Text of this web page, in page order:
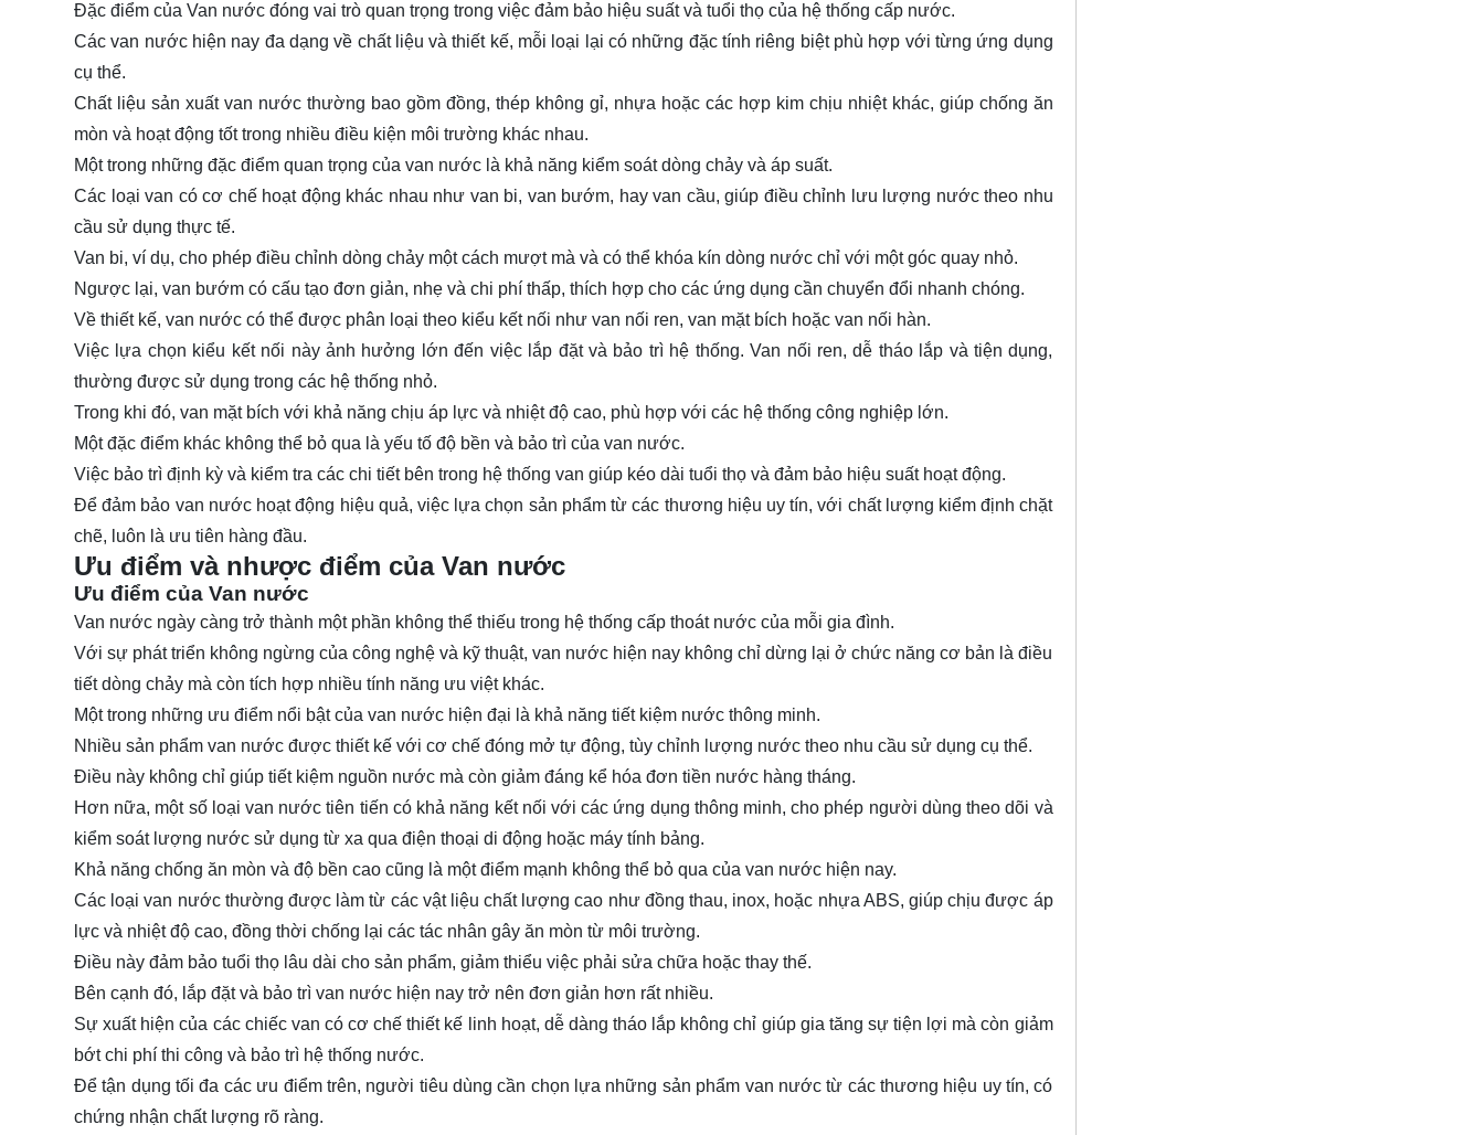
Đặc điểm của Van nước đóng vai trò quan trọng trong việc đảm bảo hiệu suất và tuổi thọ của hệ thống cấp nước.
Các van nước hiện nay đa dạng về chất liệu và thiết kế, mỗi loại lại có những đặc tính riêng biệt phù hợp với từng ứng dụng
cụ thể.
Chất liệu sản xuất van nước thường bao gồm đồng, thép không gỉ, nhựa hoặc các hợp kim chịu nhiệt khác, giúp chống ăn
mòn và hoạt động tốt trong nhiều điều kiện môi trường khác nhau.
Một trong những đặc điểm quan trọng của van nước là khả năng kiểm soát dòng chảy và áp suất.
Các loại van có cơ chế hoạt động khác nhau như van bi, van bướm, hay van cầu, giúp điều chỉnh lưu lượng nước theo nhu
cầu sử dụng thực tế.
Van bi, ví dụ, cho phép điều chỉnh dòng chảy một cách mượt mà và có thể khóa kín dòng nước chỉ với một góc quay nhỏ.
Ngược lại, van bướm có cấu tạo đơn giản, nhẹ và chi phí thấp, thích hợp cho các ứng dụng cần chuyển đổi nhanh chóng.
Về thiết kế, van nước có thể được phân loại theo kiểu kết nối như van nối ren, van mặt bích hoặc van nối hàn.
Việc lựa chọn kiểu kết nối này ảnh hưởng lớn đến việc lắp đặt và bảo trì hệ thống. Van nối ren, dễ tháo lắp và tiện dụng,
thường được sử dụng trong các hệ thống nhỏ.
Trong khi đó, van mặt bích với khả năng chịu áp lực và nhiệt độ cao, phù hợp với các hệ thống công nghiệp lớn.
Một đặc điểm khác không thể bỏ qua là yếu tố độ bền và bảo trì của van nước.
Việc bảo trì định kỳ và kiểm tra các chi tiết bên trong hệ thống van giúp kéo dài tuổi thọ và đảm bảo hiệu suất hoạt động.
Để đảm bảo van nước hoạt động hiệu quả, việc lựa chọn sản phẩm từ các thương hiệu uy tín, với chất lượng kiểm định chặt
chẽ, luôn là ưu tiên hàng đầu.
Ưu điểm và nhược điểm của Van nước
Ưu điểm của Van nước
Van nước ngày càng trở thành một phần không thể thiếu trong hệ thống cấp thoát nước của mỗi gia đình.
Với sự phát triển không ngừng của công nghệ và kỹ thuật, van nước hiện nay không chỉ dừng lại ở chức năng cơ bản là điều
tiết dòng chảy mà còn tích hợp nhiều tính năng ưu việt khác.
Một trong những ưu điểm nổi bật của van nước hiện đại là khả năng tiết kiệm nước thông minh.
Nhiều sản phẩm van nước được thiết kế với cơ chế đóng mở tự động, tùy chỉnh lượng nước theo nhu cầu sử dụng cụ thể.
Điều này không chỉ giúp tiết kiệm nguồn nước mà còn giảm đáng kể hóa đơn tiền nước hàng tháng.
Hơn nữa, một số loại van nước tiên tiến có khả năng kết nối với các ứng dụng thông minh, cho phép người dùng theo dõi và
kiểm soát lượng nước sử dụng từ xa qua điện thoại di động hoặc máy tính bảng.
Khả năng chống ăn mòn và độ bền cao cũng là một điểm mạnh không thể bỏ qua của van nước hiện nay.
Các loại van nước thường được làm từ các vật liệu chất lượng cao như đồng thau, inox, hoặc nhựa ABS, giúp chịu được áp
lực và nhiệt độ cao, đồng thời chống lại các tác nhân gây ăn mòn từ môi trường.
Điều này đảm bảo tuổi thọ lâu dài cho sản phẩm, giảm thiểu việc phải sửa chữa hoặc thay thế.
Bên cạnh đó, lắp đặt và bảo trì van nước hiện nay trở nên đơn giản hơn rất nhiều.
Sự xuất hiện của các chiếc van có cơ chế thiết kế linh hoạt, dễ dàng tháo lắp không chỉ giúp gia tăng sự tiện lợi mà còn giảm
bớt chi phí thi công và bảo trì hệ thống nước.
Để tận dụng tối đa các ưu điểm trên, người tiêu dùng cần chọn lựa những sản phẩm van nước từ các thương hiệu uy tín, có
chứng nhận chất lượng rõ ràng.